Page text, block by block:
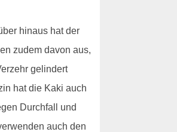
hinaus hat der
zudem davon aus,
gelindert
hat die Kaki auch
Durchfall und
auch den